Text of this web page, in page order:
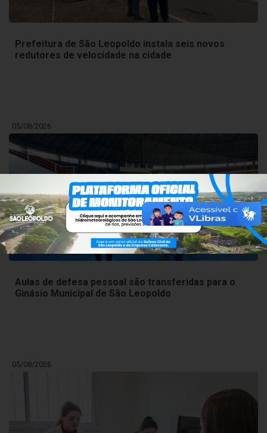
Prefeitura de São Leopoldo instala seis novos
redutores de velocidade na cidade
05/08/2026
Aulas de defesa pessoal são transferidas para o
Ginásio Municipal de São Leopoldo
05/08/2026